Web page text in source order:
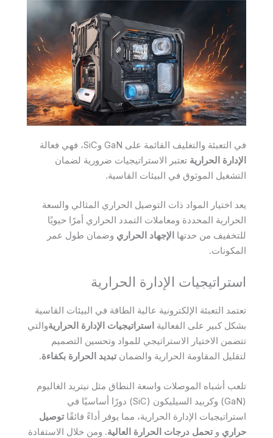
في التعبئة والتغليف القائمة على GaN وSiC، فهي فعالة
الإدارة الحرارية تعتبر الاستراتيجيات ضرورية لضمان
التشغيل الموثوق في البيئات القاسية.
يعد اختيار المواد ذات التوصيل الحراري المثالي والسعة
الحرارية المحددة ومعاملات التمدد الحراري أمرًا حيويًا
للتخفيف من حدتها الإجهاد الحراري وضمان طول عمر
المكونات.
استراتيجيات الإدارة الحرارية
تعتمد التعبئة الإلكترونية عالية الطاقة في البيئات القاسية
بشكل كبير على الفعالية استراتيجيات الإدارة الحراريةوالتي
تتضمن الاختيار الاستراتيجي للمواد وتحسين التصميم
لتقليل المقاومة الحرارية والضمانتبديد الحرارة بكفاءة.
تلعب أشباه الموصلات واسعة النطاق مثل نيتريد الغاليوم
(GaN) وكربيد السيليكون (SiC) دورًا أساسيًا في
استراتيجيات الإدارة الحرارية، مما يوفر أداءً فائقًاتوصيل
حراري وتحمل درجات الحرارة العالية. ومن خلال الاستفادة